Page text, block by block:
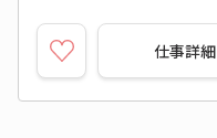
仕事詳細